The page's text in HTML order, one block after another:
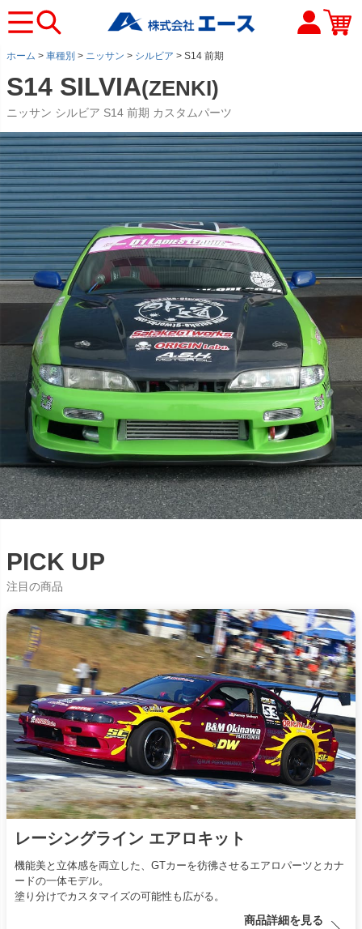
ホーム 車種別 ニッサン シルビア S14 前期
S14 SILVIA(ZENKI)
ニッサン シルビア S14 前期 カスタムパーツ
PICK UP
注目の商品
レーシングライン エアロキット
機能美と立体感を両立した、GTカーを彷彿させるエアロパーツとカナ
ードの一体モデル。
塗り分けでカスタマイズの可能性も広がる。
商品詳細を見る